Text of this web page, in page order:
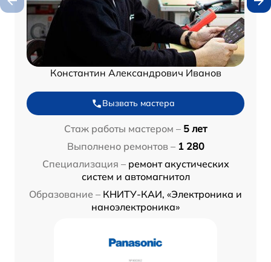
Константин Александрович Иванов
Вызвать мастера
Стаж работы мастером – 5 лет
Выполнено ремонтов – 1 280
Специализация – ремонт акустических
систем и автомагнитол
Образование – КНИТУ-КАИ, «Электроника и
наноэлектроника»